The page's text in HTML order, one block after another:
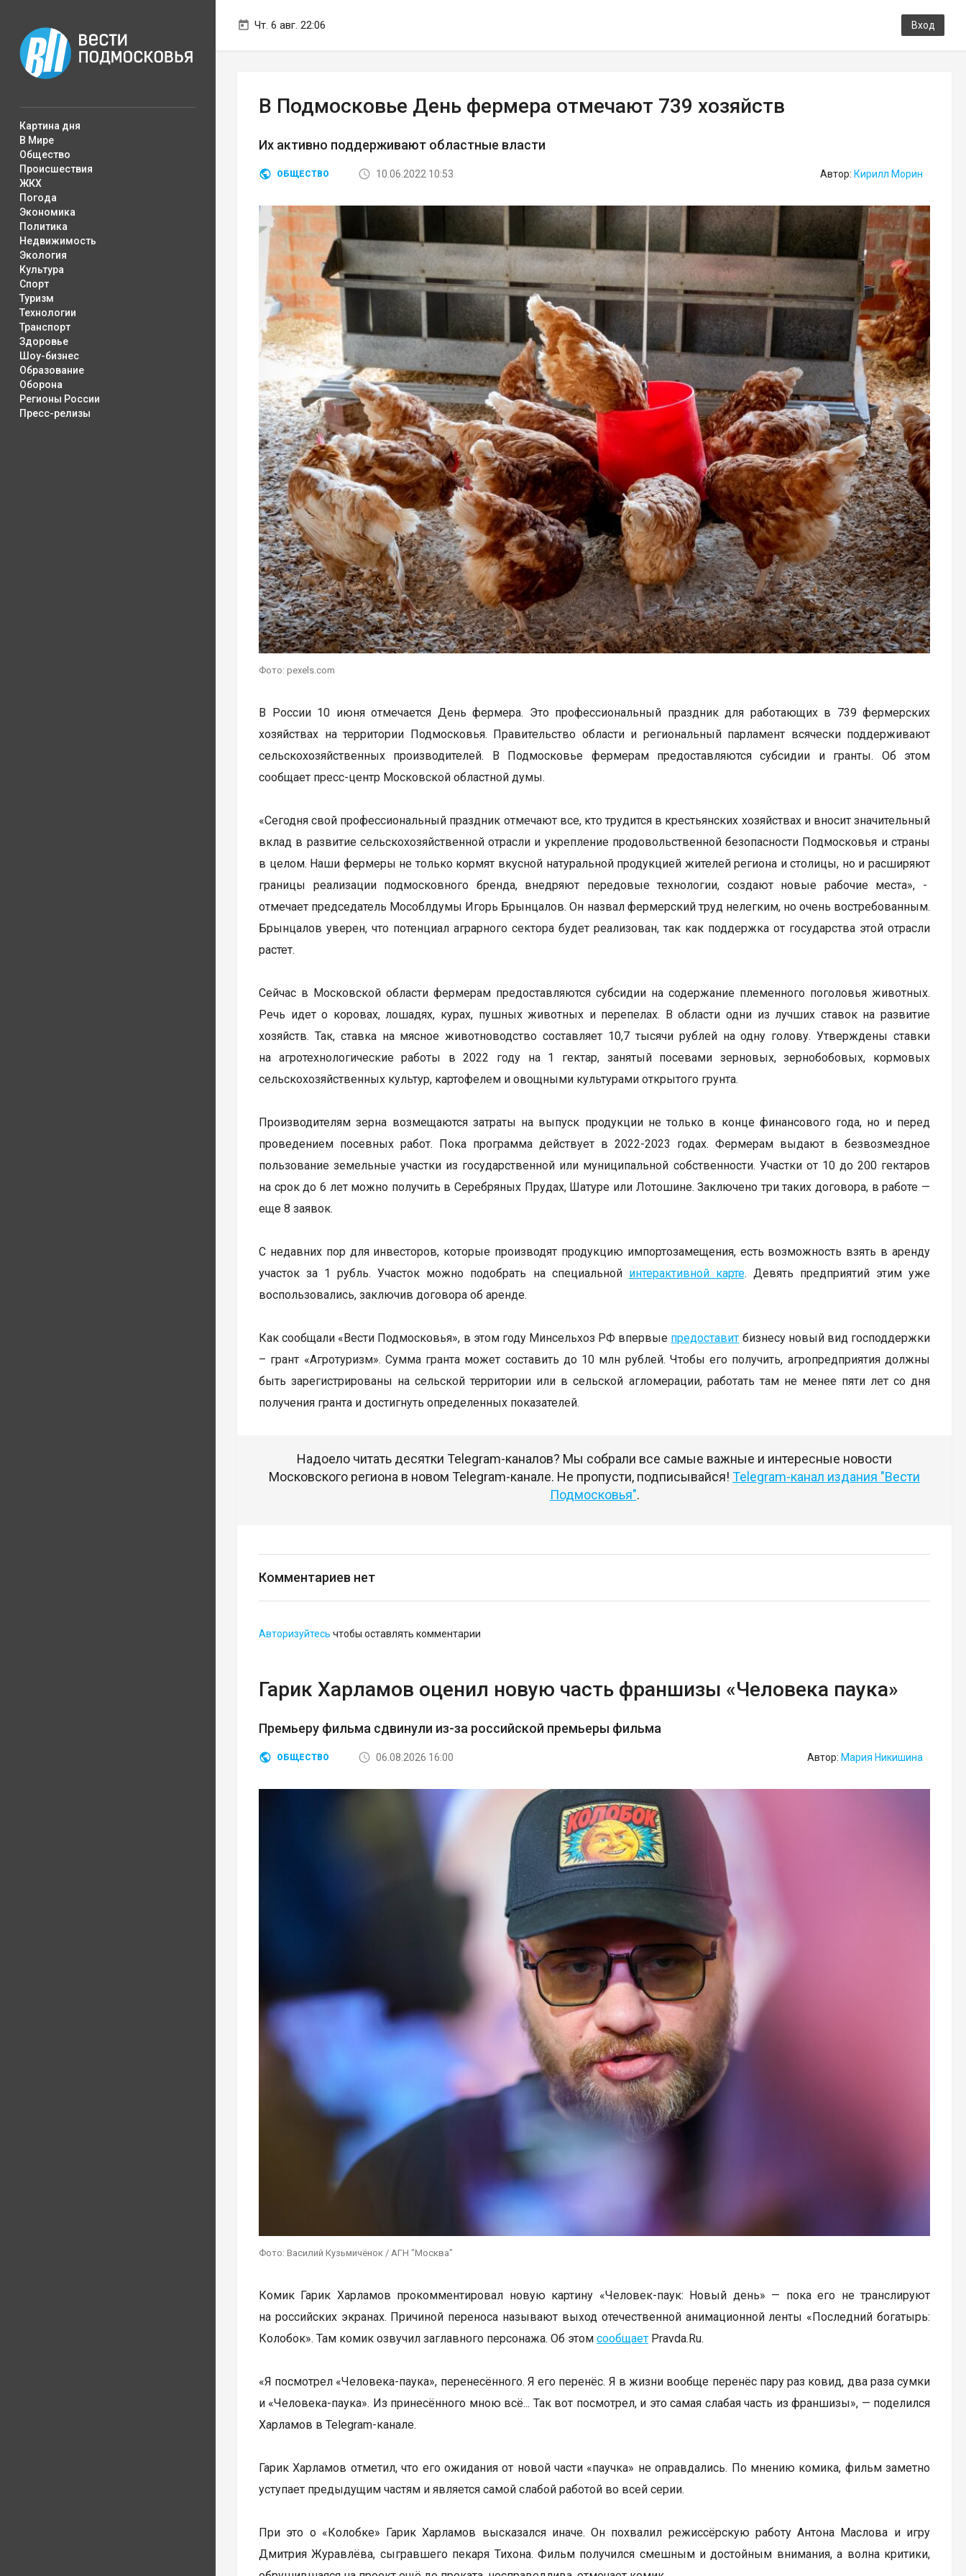
Чт. 6 авг. 22:06 Вход
Картина дня
В Мире
Общество
Происшествия
ЖКХ
Погода
Экономика
Политика
Недвижимость
Экология
Культура
Спорт
Туризм
Технологии
Транспорт
Здоровье
Шоу-бизнес
Образование
Оборона
Регионы России
Пресс-релизы
В Подмосковье День фермера отмечают 739 хозяйств
Их активно поддерживают областные власти
ОБЩЕСТВО 10.06.2022 10:53 Автор: Кирилл Морин
Фото: pexels.com
В России 10 июня отмечается День фермера. Это профессиональный праздник для работающих в 739 фермерских
хозяйствах на территории Подмосковья. Правительство области и региональный парламент всячески поддерживают
сельскохозяйственных производителей. В Подмосковье фермерам предоставляются субсидии и гранты. Об этом
сообщает пресс-центр Московской областной думы.
«Сегодня свой профессиональный праздник отмечают все, кто трудится в крестьянских хозяйствах и вносит значительный
вклад в развитие сельскохозяйственной отрасли и укрепление продовольственной безопасности Подмосковья и страны
в целом. Наши фермеры не только кормят вкусной натуральной продукцией жителей региона и столицы, но и расширяют
границы реализации подмосковного бренда, внедряют передовые технологии, создают новые рабочие места», -
отмечает председатель Мособлдумы Игорь Брынцалов. Он назвал фермерский труд нелегким, но очень востребованным.
Брынцалов уверен, что потенциал аграрного сектора будет реализован, так как поддержка от государства этой отрасли
растет.
Сейчас в Московской области фермерам предоставляются субсидии на содержание племенного поголовья животных.
Речь идет о коровах, лошадях, курах, пушных животных и перепелах. В области одни из лучших ставок на развитие
хозяйств. Так, ставка на мясное животноводство составляет 10,7 тысячи рублей на одну голову. Утверждены ставки
на агротехнологические работы в 2022 году на 1 гектар, занятый посевами зерновых, зернобобовых, кормовых
сельскохозяйственных культур, картофелем и овощными культурами открытого грунта.
Производителям зерна возмещаются затраты на выпуск продукции не только в конце финансового года, но и перед
проведением посевных работ. Пока программа действует в 2022-2023 годах. Фермерам выдают в безвозмездное
пользование земельные участки из государственной или муниципальной собственности. Участки от 10 до 200 гектаров
на срок до 6 лет можно получить в Серебряных Прудах, Шатуре или Лотошине. Заключено три таких договора, в работе —
еще 8 заявок.
С недавних пор для инвесторов, которые производят продукцию импортозамещения, есть возможность взять в аренду
участок за 1 рубль. Участок можно подобрать на специальной интерактивной карте. Девять предприятий этим уже
воспользовались, заключив договора об аренде.
Как сообщали «Вести Подмосковья», в этом году Минсельхоз РФ впервые предоставит бизнесу новый вид господдержки
– грант «Агротуризм». Сумма гранта может составить до 10 млн рублей. Чтобы его получить, агропредприятия должны
быть зарегистрированы на сельской территории или в сельской агломерации, работать там не менее пяти лет со дня
получения гранта и достигнуть определенных показателей.
Надоело читать десятки Telegram-каналов? Мы собрали все самые важные и интересные новости
Московского региона в новом Telegram-канале. Не пропусти, подписывайся! Telegram-канал издания "Вести
Подмосковья".
Комментариев нет
Авторизуйтесь чтобы оставлять комментарии
Гарик Харламов оценил новую часть франшизы «Человека паука»
Премьеру фильма сдвинули из-за российской премьеры фильма
ОБЩЕСТВО 06.08.2026 16:00 Автор: Мария Никишина
Фото: Василий Кузьмичёнок / АГН "Москва"
Комик Гарик Харламов прокомментировал новую картину «Человек-паук: Новый день» — пока его не транслируют
на российских экранах. Причиной переноса называют выход отечественной анимационной ленты «Последний богатырь:
Колобок». Там комик озвучил заглавного персонажа. Об этом сообщает Pravda.Ru.
«Я посмотрел «Человека-паука», перенесённого. Я его перенёс. Я в жизни вообще перенёс пару раз ковид, два раза сумки
и «Человека-паука». Из принесённого мною всё... Так вот посмотрел, и это самая слабая часть из франшизы», — поделился
Харламов в Telegram-канале.
Гарик Харламов отметил, что его ожидания от новой части «паучка» не оправдались. По мнению комика, фильм заметно
уступает предыдущим частям и является самой слабой работой во всей серии.
При это о «Колобке» Гарик Харламов высказался иначе. Он похвалил режиссёрскую работу Антона Маслова и игру
Дмитрия Журавлёва, сыгравшего пекаря Тихона. Фильм получился смешным и достойным внимания, а волна критики,